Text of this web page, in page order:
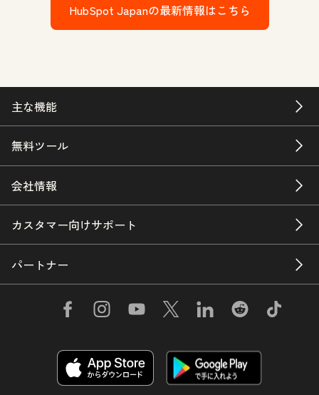
HubSpot Japanの最新情報はこちら
主な機能
無料ツール
会社情報
カスタマー向けサポート
パートナー